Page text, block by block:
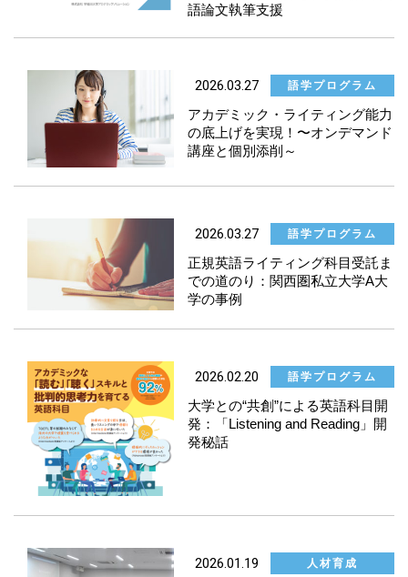
語論文執筆支援
2026.03.27 語学プログラム
アカデミック・ライティング能力
の底上げを実現！〜オンデマンド
講座と個別添削～
2026.03.27 語学プログラム
正規英語ライティング科目受託ま
での道のり：関西圏私立大学A大
学の事例
2026.02.20 語学プログラム
大学との“共創”による英語科目開
発：「Listening and Reading」開
発秘話
2026.01.19 人材育成